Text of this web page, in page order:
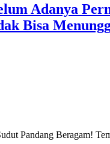
Adanya
Bisa
Pandang Beragam!